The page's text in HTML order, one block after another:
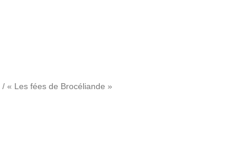
/ « Les fées de Brocéliande »